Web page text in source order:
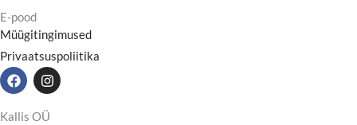
E-pood
Müügitingimused
Privaatsuspoliitika
F
a
e
I
n
t
Kallis OÜ